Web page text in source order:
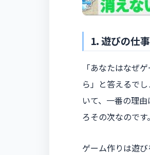
1. 遊びの仕
「あなたはなぜ
ら」と答えるで
いて、一番の理由
ろその次なのです。
ゲーム作りは遊